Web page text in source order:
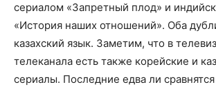
сериалом «Запретный плод» и
«История наших отношений». Оба
казахский язык. Заметим, что в
телеканала есть также корейские и
сериалы. Последние едва ли